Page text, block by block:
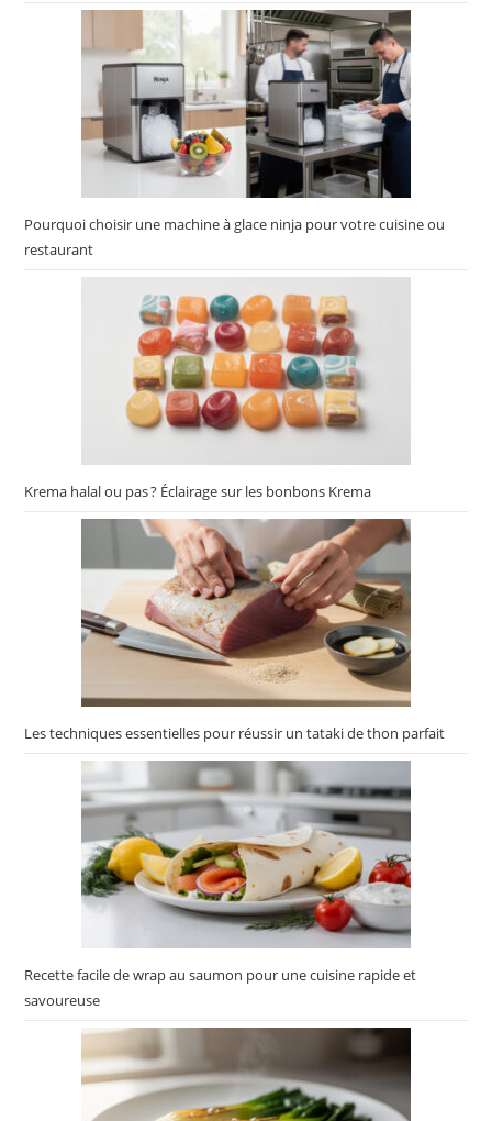
Pourquoi choisir une machine à glace ninja pour votre cuisine ou
restaurant
Krema halal ou pas ? Éclairage sur les bonbons Krema
Les techniques essentielles pour réussir un tataki de thon parfait
Recette facile de wrap au saumon pour une cuisine rapide et
savoureuse